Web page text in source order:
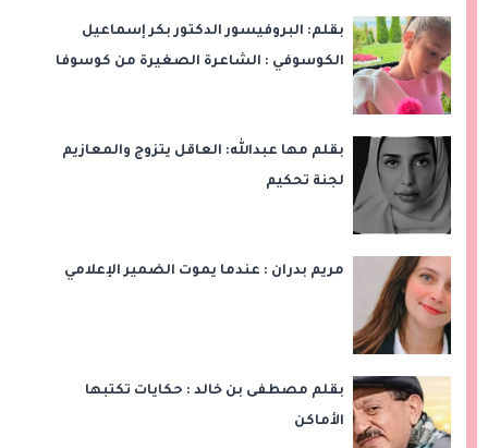
بقلم: البروفيسور الدكتور بكر إسماعيل
الكوسوفي : الشاعرة الصغيرة من كوسوفا
بقلم مها عبدالله: العاقل يتزوج والمعازيم
لجنة تحكيم
مريم بدران : عندما يموت الضمير الإعلامي
بقلم مصطفى بن خالد : حكايات تكتبها
الأماكن